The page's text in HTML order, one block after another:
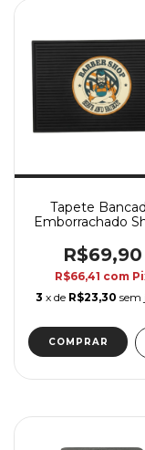
Tapete
Emborrachado
R$69,90
R$66,41 com
3 x de R$23,30 sem